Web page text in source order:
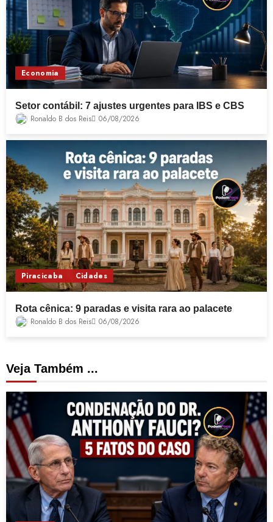
Economia
Setor contábil: 7 ajustes urgentes para IBS e CBS
Ronaldo B dos Reis 06/08/2026
Piracicaba Cidades
Rota cênica: 9 paradas e visita rara ao palacete
Ronaldo B dos Reis 06/08/2026
Veja Também ...